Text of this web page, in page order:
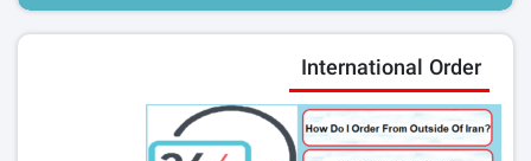
International Order